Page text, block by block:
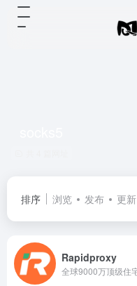
排序 浏览 发布 更新
Rapidproxy